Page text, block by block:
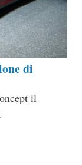
di
il